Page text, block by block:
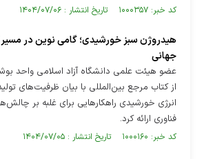
کد خبر: ۱۰۰۰۳۵۷ تاریخ انتشار : ۱۴۰۴/۰۷/۰۶
هیدروژن سبز خورشیدی؛ گامی نوین در
جهانی
عضو هیئت علمی دانشگاه آزاد اسلامی واحد
از کتاب مرجع بین‌المللی با بیان ظرفیت‌های
انرژی خورشیدی راهکارهایی برای غلبه بر
فناوری ارائه کرد.
کد خبر: ۱۰۰۰۱۶۰ تاریخ انتشار : ۱۴۰۴/۰۷/۰۵